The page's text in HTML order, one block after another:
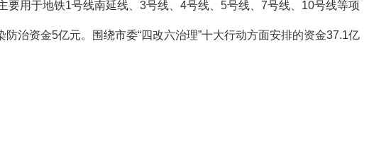
用于地铁1号线南延线、3号线、4号线、5号线、7号线、10号线等项
资金5亿元。围绕市委“四改六治理”十大行动方面安排的资金37.1亿